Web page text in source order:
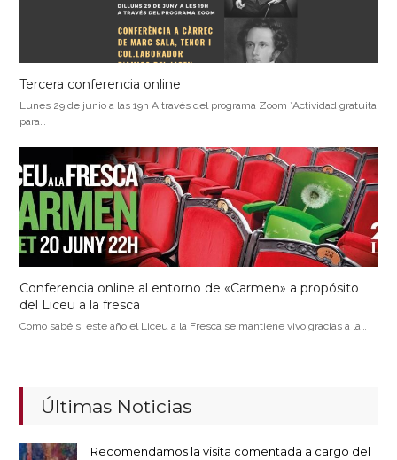
Tercera conferencia online
Lunes 29 de junio a las 19h A través del programa Zoom *Actividad gratuita
para…
Conferencia online al entorno de «Carmen» a propósito
del Liceu a la fresca
Como sabéis, este año el Liceu a la Fresca se mantiene vivo gracias a la…
Últimas Noticias
Recomendamos la visita comentada a cargo del